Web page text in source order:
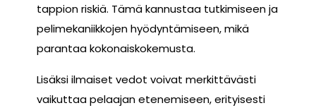
tappion riskiä. Tämä kannustaa tutkimiseen ja
pelimekaniikkojen hyödyntämiseen, mikä
parantaa kokonaiskokemusta.
Lisäksi ilmaiset vedot voivat merkittävästi
vaikuttaa pelaajan etenemiseen, erityisesti